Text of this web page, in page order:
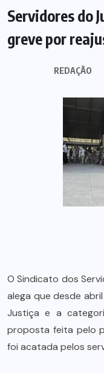
Servidores do
greve por
REDAÇÃO
O Sindicato dos
alega que desde
Justiça e a
proposta feita pelo
foi acatada pelos